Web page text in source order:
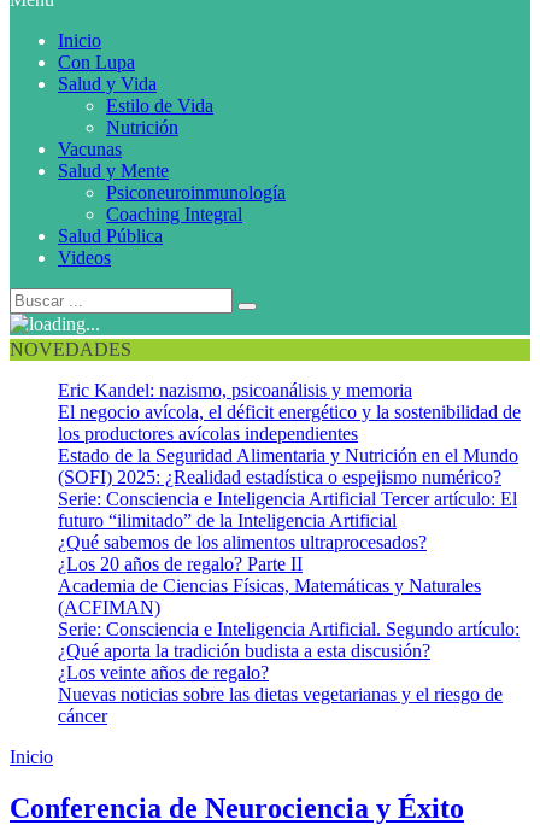
Inicio
Con Lupa
Salud y Vida
Estilo de Vida
Nutrición
Vacunas
Salud y Mente
Psiconeuroinmunología
Coaching Integral
Salud Pública
Videos
NOVEDADES
Eric Kandel: nazismo, psicoanálisis y memoria
El negocio avícola, el déficit energético y la sostenibilidad de
los productores avícolas independientes
Estado de la Seguridad Alimentaria y Nutrición en el Mundo
(SOFI) 2025: ¿Realidad estadística o espejismo numérico?
Serie: Consciencia e Inteligencia Artificial Tercer artículo: El
futuro “ilimitado” de la Inteligencia Artificial
¿Qué sabemos de los alimentos ultraprocesados?
¿Los 20 años de regalo? Parte II
Academia de Ciencias Físicas, Matemáticas y Naturales
(ACFIMAN)
Serie: Consciencia e Inteligencia Artificial. Segundo artículo:
¿Qué aporta la tradición budista a esta discusión?
¿Los veinte años de regalo?
Nuevas noticias sobre las dietas vegetarianas y el riesgo de
cáncer
Inicio
Conferencia de Neurociencia y Éxito